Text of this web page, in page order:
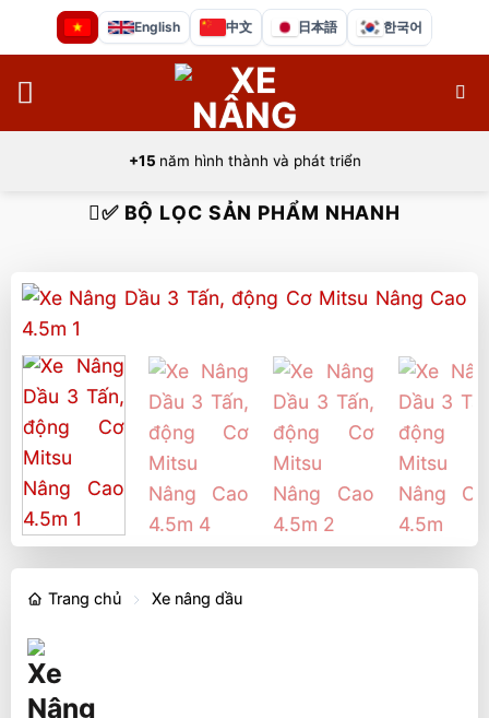
dung
English 中文 日本語 한국어
+15 năm hình thành và phát triển
✅ BỘ LỌC SẢN PHẨM NHANH
Trang chủ Xe nâng dầu